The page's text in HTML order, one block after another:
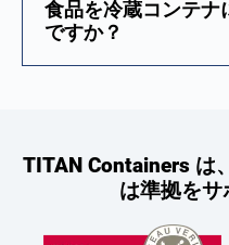
食品を冷蔵コンテナ
ですか？
TITAN Containers は
は準拠を